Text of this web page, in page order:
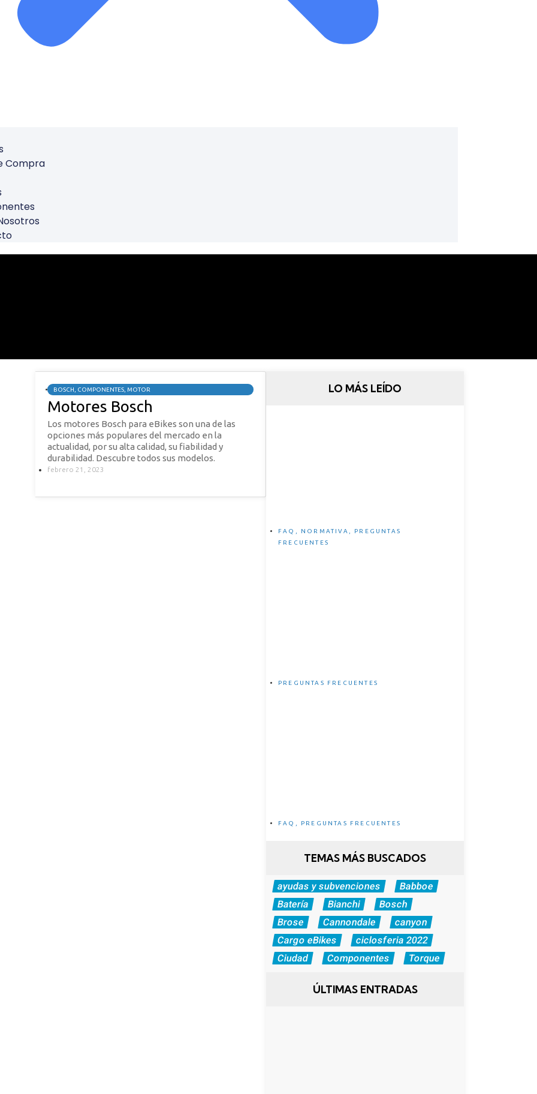
Compra
BOSCH COMPONENTES MOTOR
Motores Bosch
Los motores Bosch para eBikes son una de las
opciones más populares del mercado en la
actualidad, por su alta calidad, su fiabilidad y
durabilidad. Descubre todos sus modelos.
febrero 21, 2023
LO MÁS LEÍDO
FAQ NORMATIVA
PREGUNTAS
FRECUENTES
PREGUNTAS FRECUENTES
FAQ PREGUNTAS FRECUENTES
TEMAS MÁS BUSCADOS
ayudas y subvenciones
Babboe
Batería
Bianchi
Bosch
Brose
Cannondale
canyon
Cargo eBikes
ciclosferia 2022
Ciudad
Componentes Torque
ÚLTIMAS ENTRADAS